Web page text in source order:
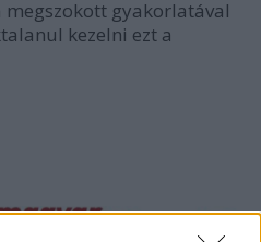
megszokott gyakorlatával
kezelni ezt a